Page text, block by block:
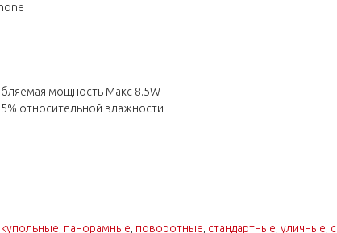
мощность Макс 8.5W
относительной влажности
купольные панорамные поворотные стандартные уличные